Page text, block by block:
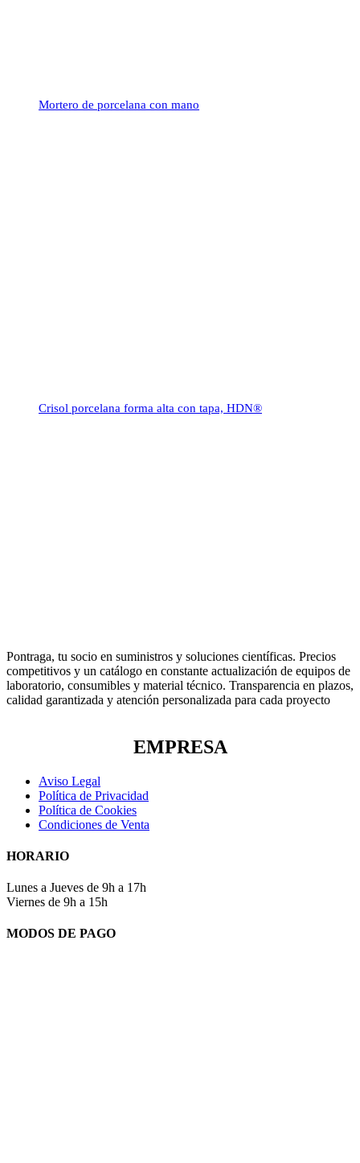
Mortero de porcelana con mano
Crisol porcelana forma alta con tapa, HDN®
Pontraga, tu socio en suministros y soluciones científicas. Precios
competitivos y un catálogo en constante actualización de equipos de
laboratorio, consumibles y material técnico. Transparencia en plazos,
calidad garantizada y atención personalizada para cada proyecto
EMPRESA
Aviso Legal
Política de Privacidad
Política de Cookies
Condiciones de Venta
HORARIO
Lunes a Jueves de 9h a 17h
Viernes de 9h a 15h
MODOS DE PAGO